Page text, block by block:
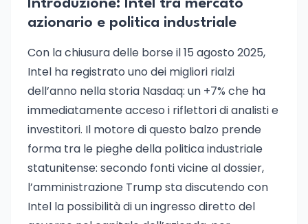
Introduzione: Intel tra mercato
azionario e politica industriale
Con la chiusura delle borse il 15 agosto 2025,
Intel ha registrato uno dei migliori rialzi
dell’anno nella storia Nasdaq: un +7% che ha
immediatamente acceso i riflettori di analisti e
investitori. Il motore di questo balzo prende
forma tra le pieghe della politica industriale
statunitense: secondo fonti vicine al dossier,
l’amministrazione Trump sta discutendo con
Intel la possibilità di un ingresso diretto del